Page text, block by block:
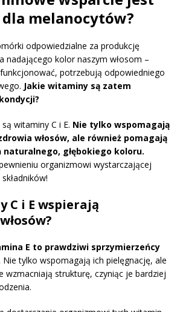
melanocytów?
odpowiedzialne za produkcję
nadającego kolor naszym włosom –
potrzebują odpowiedniego
Jakie witaminy są zatem
witaminy C i E. Nie tylko wspomagają
włosów, ale również pomagają
naturalnego, głębokiego koloru.
organizmowi wystarczającej
C i E wspierają
E to prawdziwi sprzymierzeńcy
Nie tylko wspomagają ich pielęgnację, ale
wzmacniają strukturę, czyniąc je bardziej